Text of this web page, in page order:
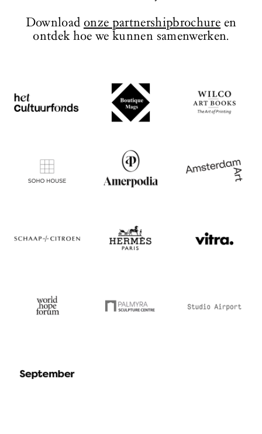
monumentale uitstraling van het
ontwerp.
Downloadonze partnershipbrochure en
ontdek hoe we kunnen samenwerken.